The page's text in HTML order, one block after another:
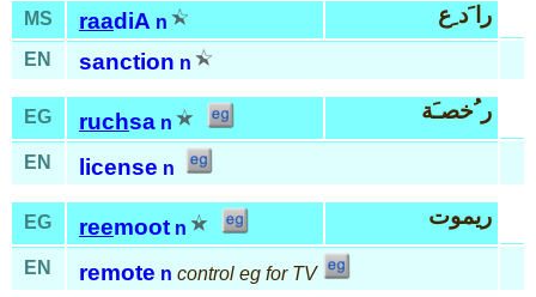
MS raadiA n را َد ِع
EN sanction n
EG ruchsa n ر ُخصـَة
EN license n
EG reemoot n ريموت
EN remote n control eg for TV